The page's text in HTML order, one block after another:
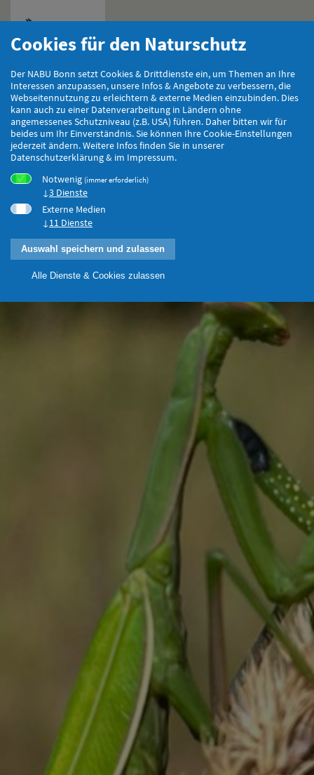
Cookies für den Naturschutz
Der NABU Bonn setzt Cookies & Drittdienste ein, um Themen an Ihre
Interessen anzupassen, unsere Infos & Angebote zu verbessern, die
Webseitennutzung zu erleichtern & externe Medien einzubinden. Dies
kann auch zu einer Datenverarbeitung in Ländern ohne
angemessenes Schutzniveau (z.B. USA) führen. Daher bitten wir für
beides um Ihr Einverständnis. Sie können Ihre Cookie-Einstellungen
jederzeit ändern. Weitere Infos finden Sie in unserer
Datenschutzerklärung & im Impressum.
Notwenig (immer erforderlich)
3 Dienste
Externe Medien
11 Dienste
Auswahl speichern und zulassen
Alle Dienste & Cookies zulassen